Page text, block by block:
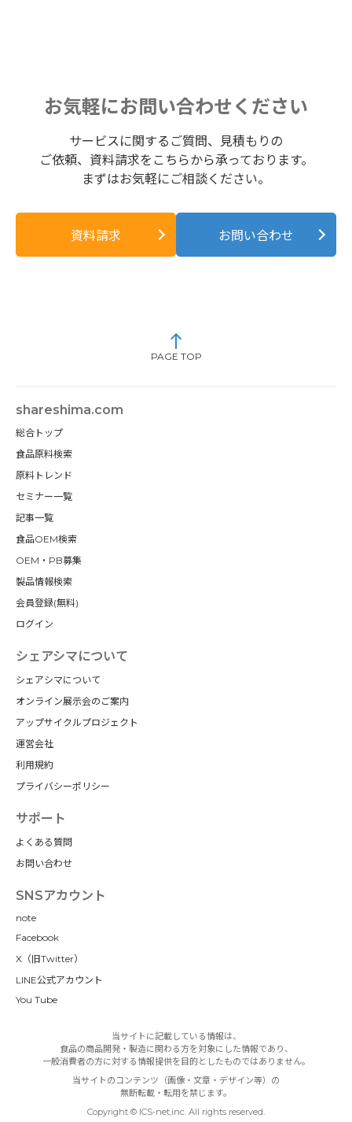
お気軽にお問い合わせください
サービスに関するご質問、見積もりの
ご依頼、資料請求をこちらから承っております。
まずはお気軽にご相談ください。
資料請求 お問い合わせ
PAGE TOP
shareshima.com
総合トップ
食品原料検索
原料トレンド
セミナー一覧
記事一覧
食品OEM検索
OEM・PB募集
製品情報検索
会員登録(無料)
ログイン
シェアシマについて
シェアシマについて
オンライン展示会のご案内
アップサイクルプロジェクト
運営会社
利用規約
プライバシーポリシー
サポート
よくある質問
お問い合わせ
SNSアカウント
note
Facebook
X（旧Twitter）
LINE公式アカウント
You Tube
当サイトに記載している情報は、
食品の商品開発・製造に関わる方を対象にした情報であり、
一般消費者の方に対する情報提供を目的としたものではありません。
当サイトのコンテンツ（画像・文章・デザイン等）の
無断転載・転用を禁じます。
Copyright © ICS-net,inc. All rights reserved.